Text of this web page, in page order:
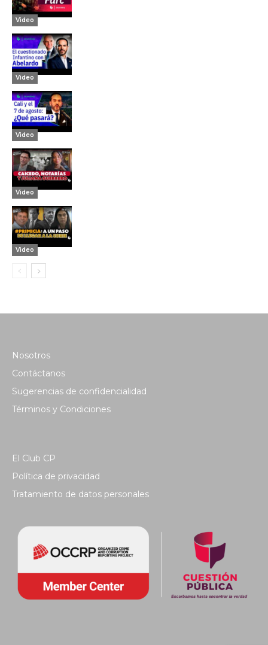
Video
Video
Video
Video
Video
Nosotros
Contáctanos
Sugerencias de confidencialidad
Términos y Condiciones
El Club CP
Política de privacidad
Tratamiento de datos personales